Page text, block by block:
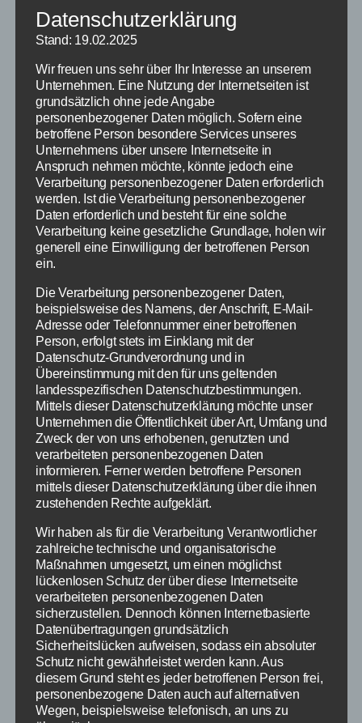
Wieder einmal zeigte, sich wie viel Talent, Leidenschaft
und Fairplay im Nachwuchssport stecken.
In der Altersklasse U15 männlich kämpfte sich Toni
Steiger mit vollem Einsatz durch das Rennen und ließ
sich auch von starken Gegnern nicht beirren (Platz 11).
Auch die U15 Mädchen lieferten sich spannende Duelle.
Sophia Asal krönte ihre hervorragende Leistung mit
einem souveränen Sieg.
Ella Weißer verpasste nach einem packenden Rennen
den zweiten Platz um nur 3 hundertstel Sekunden.
Jara Huber kämpfte ebenfalls stark und erreichte Platz
Anika Steiger bei den U13 Mädchen sorgte für ein
echtes Highlight, gemeinsam mit der Zweitplatzierten
fuhr sie Hand in Hand über die Ziellinie; spiegelte den
Fairplay Gedanken perfekt wider. Platz 1 für Anika.
Bei den U11 Mächen zeigte Finja Keller großen Einsatz.
Trotz einer heruntergesprungenen Kette gab sie nicht
auf, fuhr das Rennen zu Ende und erreichte unter
lautem Applaus das Ziel (Platz 13).
Datenschutzerklärung
Stand: 19.02.2025
Wir freuen uns sehr über Ihr Interesse an unserem
Unternehmen. Eine Nutzung der Internetseiten ist
grundsätzlich ohne jede Angabe
personenbezogener Daten möglich. Sofern eine
betroffene Person besondere Services unseres
Unternehmens über unsere Internetseite in
Anspruch nehmen möchte, könnte jedoch eine
Verarbeitung personenbezogener Daten erforderlich
werden. Ist die Verarbeitung personenbezogener
Daten erforderlich und besteht für eine solche
Verarbeitung keine gesetzliche Grundlage, holen wir
generell eine Einwilligung der betroffenen Person
ein.
Die Verarbeitung personenbezogener Daten,
beispielsweise des Namens, der Anschrift, E-Mail-
Adresse oder Telefonnummer einer betroffenen
Person, erfolgt stets im Einklang mit der
Datenschutz-Grundverordnung und in
Übereinstimmung mit den für uns geltenden
landesspezifischen Datenschutzbestimmungen.
Mittels dieser Datenschutzerklärung möchte unser
Unternehmen die Öffentlichkeit über Art, Umfang und
Zweck der von uns erhobenen, genutzten und
verarbeiteten personenbezogenen Daten
informieren. Ferner werden betroffene Personen
mittels dieser Datenschutzerklärung über die ihnen
zustehenden Rechte aufgeklärt.
Wir haben als für die Verarbeitung Verantwortlicher
zahlreiche technische und organisatorische
Maßnahmen umgesetzt, um einen möglichst
lückenlosen Schutz der über diese Internetseite
verarbeiteten personenbezogenen Daten
sicherzustellen. Dennoch können Internetbasierte
Datenübertragungen grundsätzlich
Sicherheitslücken aufweisen, sodass ein absoluter
Schutz nicht gewährleistet werden kann. Aus
diesem Grund steht es jeder betroffenen Person frei,
personenbezogene Daten auch auf alternativen
Wegen, beispielsweise telefonisch, an uns zu